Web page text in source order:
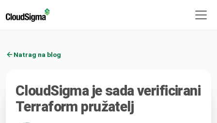
Natrag na blog
CloudSigma je sada verificirani
Terraform pružatelj